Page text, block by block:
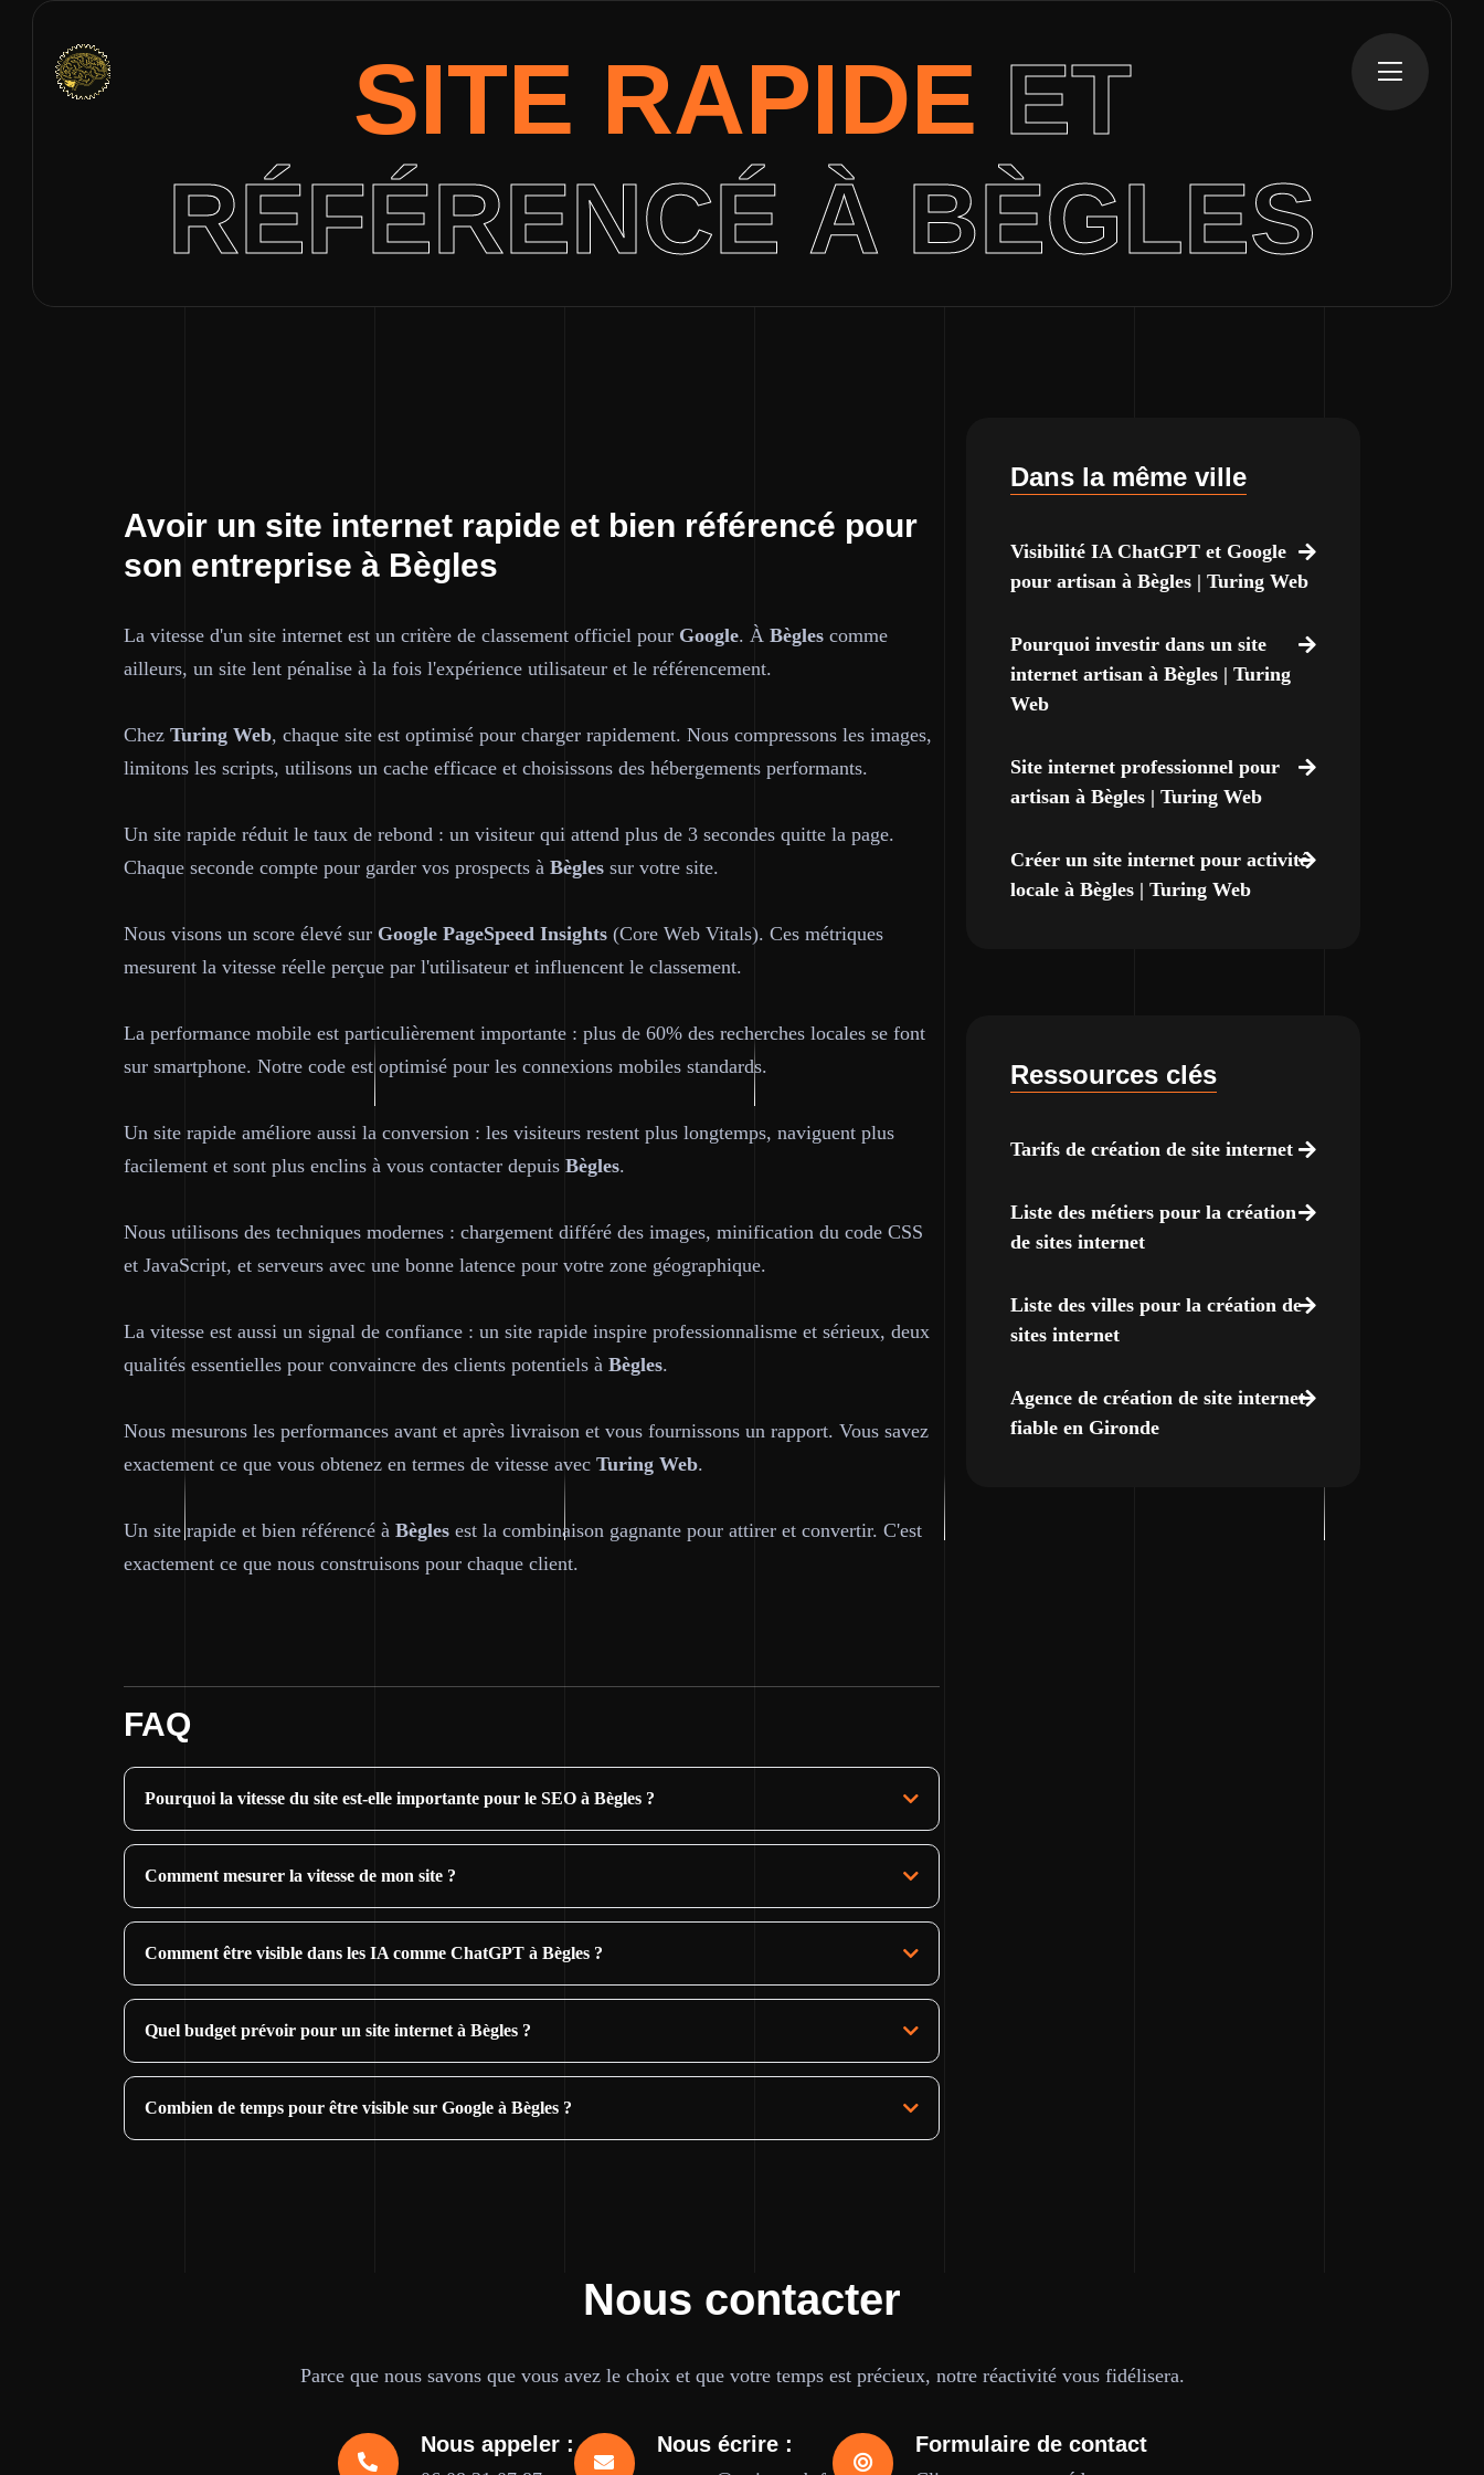
SITE RAPIDE ET
RÉFÉRENCÉ À BÈGLES
Avoir un site internet rapide et bien référencé pour
son entreprise à Bègles
La vitesse d'un site internet est un critère de classement officiel pour Google. À Bègles comme
ailleurs, un site lent pénalise à la fois l'expérience utilisateur et le référencement.
Chez Turing Web, chaque site est optimisé pour charger rapidement. Nous compressons les images,
limitons les scripts, utilisons un cache efficace et choisissons des hébergements performants.
Un site rapide réduit le taux de rebond : un visiteur qui attend plus de 3 secondes quitte la page.
Chaque seconde compte pour garder vos prospects à Bègles sur votre site.
Nous visons un score élevé sur Google PageSpeed Insights (Core Web Vitals). Ces métriques
mesurent la vitesse réelle perçue par l'utilisateur et influencent le classement.
La performance mobile est particulièrement importante : plus de 60% des recherches locales se font
sur smartphone. Notre code est optimisé pour les connexions mobiles standards.
Un site rapide améliore aussi la conversion : les visiteurs restent plus longtemps, naviguent plus
facilement et sont plus enclins à vous contacter depuis Bègles.
Nous utilisons des techniques modernes : chargement différé des images, minification du code CSS
et JavaScript, et serveurs avec une bonne latence pour votre zone géographique.
La vitesse est aussi un signal de confiance : un site rapide inspire professionnalisme et sérieux, deux
qualités essentielles pour convaincre des clients potentiels à Bègles.
Nous mesurons les performances avant et après livraison et vous fournissons un rapport. Vous savez
exactement ce que vous obtenez en termes de vitesse avec Turing Web.
Un site rapide et bien référencé à Bègles est la combinaison gagnante pour attirer et convertir. C'est
exactement ce que nous construisons pour chaque client.
FAQ
Pourquoi la vitesse du site est-elle importante pour le SEO à Bègles ?
Comment mesurer la vitesse de mon site ?
Comment être visible dans les IA comme ChatGPT à Bègles ?
Quel budget prévoir pour un site internet à Bègles ?
Combien de temps pour être visible sur Google à Bègles ?
Dans la même ville
Visibilité IA ChatGPT et Google
pour artisan à Bègles | Turing Web
Pourquoi investir dans un site
internet artisan à Bègles | Turing
Web
Site internet professionnel pour
artisan à Bègles | Turing Web
Créer un site internet pour activité
locale à Bègles | Turing Web
Ressources clés
Tarifs de création de site internet
Liste des métiers pour la création
de sites internet
Liste des villes pour la création de
sites internet
Agence de création de site internet
fiable en Gironde
Nous contacter
Parce que nous savons que vous avez le choix et que votre temps est précieux, notre réactivité vous fidélisera.
Nous appeler : Nous écrire : Formulaire de contact